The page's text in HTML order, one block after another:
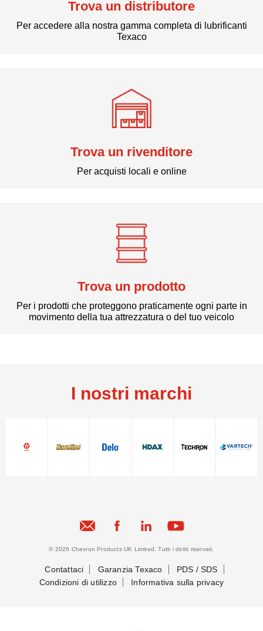
Trova un distributore
Per accedere alla nostra gamma completa di lubrificanti
Texaco
Trova un rivenditore
Per acquisti locali e online
Trova un prodotto
Per i prodotti che proteggono praticamente ogni parte in
movimento della tua attrezzatura o del tuo veicolo
I nostri marchi
© 2026 Chevron Products UK Limited. Tutti i diritti riservati.
Contattaci Garanzia Texaco
PDS / SDS
Condizioni di utilizzo
Informativa sulla privacy